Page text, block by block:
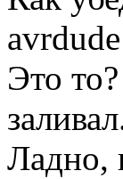
Это
Ладно,